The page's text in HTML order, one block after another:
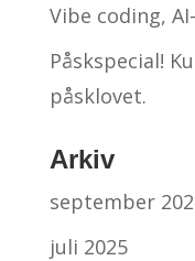
Vibe coding,
Påskspecial!
påsklovet.
Arkiv
september
juli 2025